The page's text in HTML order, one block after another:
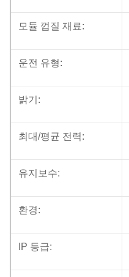
모듈 껍질 재료:
운전 유형:
밝기:
최대/평균 전력:
유지보수:
환경:
IP 등급: